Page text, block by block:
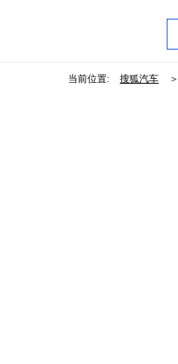
当前位置: 搜狐汽车